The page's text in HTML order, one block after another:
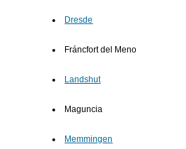
Dresde
Fráncfort del Meno
Landshut
Maguncia
Memmingen